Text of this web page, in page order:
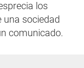
los
una sociedad
comunicado.